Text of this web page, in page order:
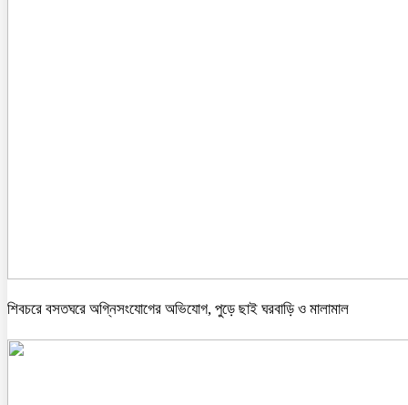
শিবচরে বসতঘরে অগ্নিসংযোগের অভিযোগ, পুড়ে ছাই ঘরবাড়ি ও মালামাল